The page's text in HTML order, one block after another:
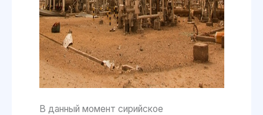
В данный момент сирийское